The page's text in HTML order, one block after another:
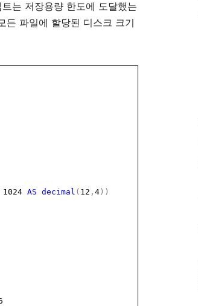
트는 저장용량 한도에
도달했는
든 파일에 할당된 디스크 크기
1024AS decimal ( 12 ,4 ))